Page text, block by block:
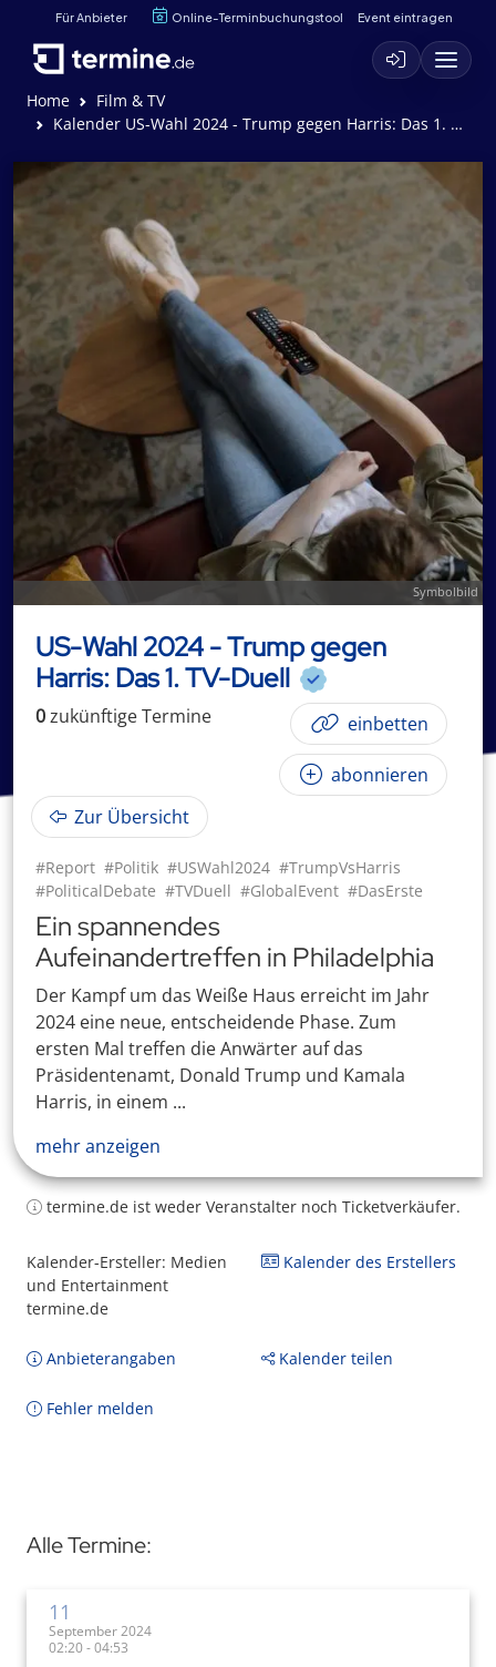
Für Anbieter Online-Terminbuchungstool Event eintragen
Home
Film & TV
Kalender US-Wahl 2024 - Trump gegen Harris: Das 1. TV-Duell
Symbolbild
US-Wahl 2024 - Trump gegen
Harris: Das 1. TV-Duell
0zukünftigeTermine einbetten
abonnieren
Zur Übersicht
#Report #Politik #USWahl2024 #TrumpVsHarris
#PoliticalDebate #TVDuell #GlobalEvent #DasErste
Ein spannendes
Aufeinandertreffen in Philadelphia
Der Kampf um das Weiße Haus erreicht im Jahr
2024 eine neue, entscheidende Phase. Zum
ersten Mal treffen die Anwärter auf das
Präsidentenamt, Donald Trump und Kamala
Harris, in einem ...
mehr anzeigen
termine.de ist weder Veranstalter noch Ticketverkäufer.
Kalender-Ersteller: Medien
und Entertainment
termine.de
Kalender des Erstellers
Anbieterangaben Kalender teilen
Fehler melden
Alle Termine:
11
September 2024
02:20 - 04:53